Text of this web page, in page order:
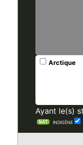
Arctique
Ayant le(s)
INDIGÈNE